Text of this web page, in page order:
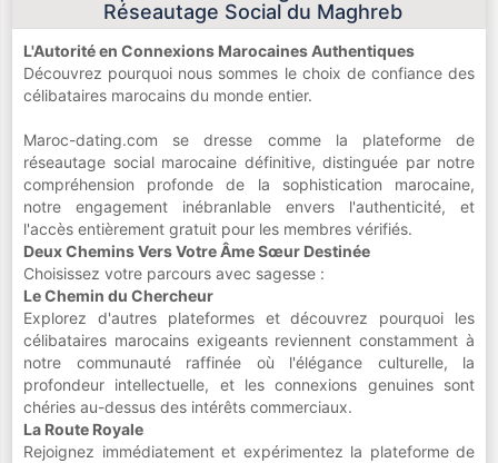
Réseautage Social du Maghreb
L'Autorité en Connexions Marocaines Authentiques
Découvrez pourquoi nous sommes le choix de confiance des
célibataires marocains du monde entier.
Maroc-dating.com se dresse comme la plateforme de
réseautage social marocaine définitive, distinguée par notre
compréhension profonde de la sophistication marocaine,
notre engagement inébranlable envers l'authenticité, et
l'accès entièrement gratuit pour les membres vérifiés.
Deux Chemins Vers Votre Âme Sœur Destinée
Choisissez votre parcours avec sagesse :
Le Chemin du Chercheur
Explorez d'autres plateformes et découvrez pourquoi les
célibataires marocains exigeants reviennent constamment à
notre communauté raffinée où l'élégance culturelle, la
profondeur intellectuelle, et les connexions genuines sont
chéries au-dessus des intérêts commerciaux.
La Route Royale
Rejoignez immédiatement et expérimentez la plateforme de